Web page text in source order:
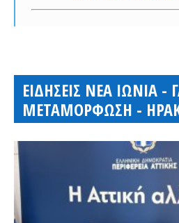
ΕΙΔΗΣΕΙΣ ΝΕΑ ΙΩΝΙΑ -
ΜΕΤΑΜΟΡΦΩΣΗ -